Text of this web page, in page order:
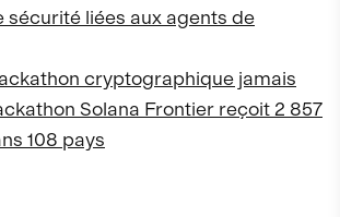
sécurité liées aux agents de
cryptographique jamais
Solana Frontier reçoit 2 857
108 pays